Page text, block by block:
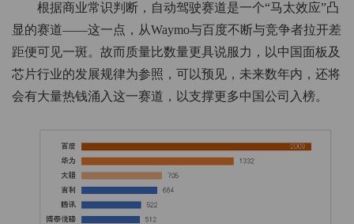
根据商业常识判断，自动驾驶赛道是一个“马太效应”凸
显的赛道——这一点，从Waymo与百度不断与竞争者拉开差
距便可见一斑。故而质量比数量更具说服力，以中国面板及
芯片行业的发展规律为参照，可以预见，未来数年内，还将
会有大量热钱涌入这一赛道，以支撑更多中国公司入榜。